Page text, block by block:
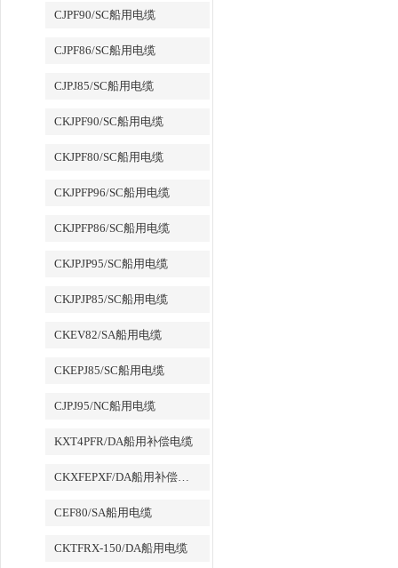
CJPF90/SC船用电缆
CJPF86/SC船用电缆
CJPJ85/SC船用电缆
CKJPF90/SC船用电缆
CKJPF80/SC船用电缆
CKJPFP96/SC船用电缆
CKJPFP86/SC船用电缆
CKJPJP95/SC船用电缆
CKJPJP85/SC船用电缆
CKEV82/SA船用电缆
CKEPJ85/SC船用电缆
CJPJ95/NC船用电缆
KXT4PFR/DA船用补偿电缆
CKXFEPXF/DA船用补偿电缆
CEF80/SA船用电缆
CKTFRX-150/DA船用电缆